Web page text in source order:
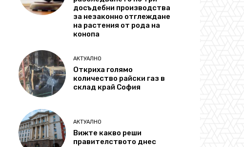
досъдебни производства
за незаконно отглеждане
на растения от рода на
конопа
АКТУАЛНО
Откриха голямо
количество райски газ в
склад край София
АКТУАЛНО
Вижте какво реши
правителството днес